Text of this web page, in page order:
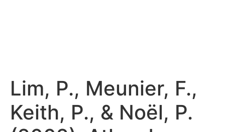
Lim, P., Meunier, F.,
Keith, P., & Noël, P.